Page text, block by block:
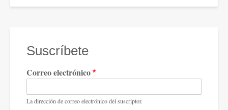
Suscríbete
Correo electrónico
La dirección de correo electrónico del suscriptor.